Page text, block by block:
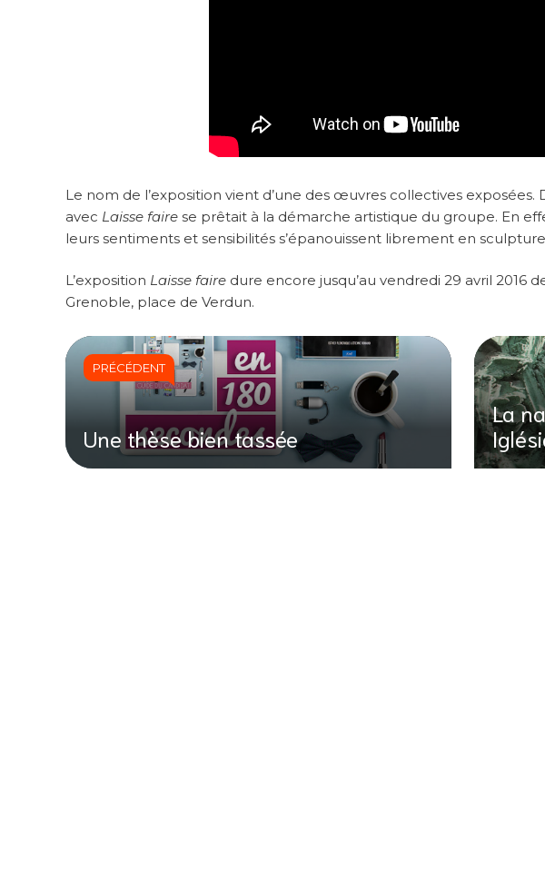
Le nom de l’exposition vient d’une des œuvres collectives exposées.
avec Laisse faire se prêtait à la démarche artistique du groupe. En
leurs sentiments et sensibilités s’épanouissent librement en
L’exposition Laisse faire dure encore jusqu’au vendredi 29 avril 2016
Grenoble, place de Verdun.
PRÉCÉDENT
Une thèse bien tassée
La